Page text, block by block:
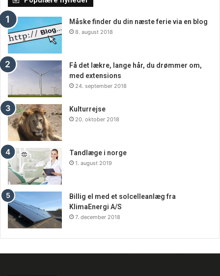
skal have.
Måske finder du din næste ferie via en blog
8. august 2018
Få det lækre, lange hår, du drømmer om,
med extensions
24. september 2018
Kulturrejse
20. oktober 2018
Tandlæge i norge
1. august 2019
Billig el med et solcelleanlæg fra
KlimaEnergi A/S
7. december 2018